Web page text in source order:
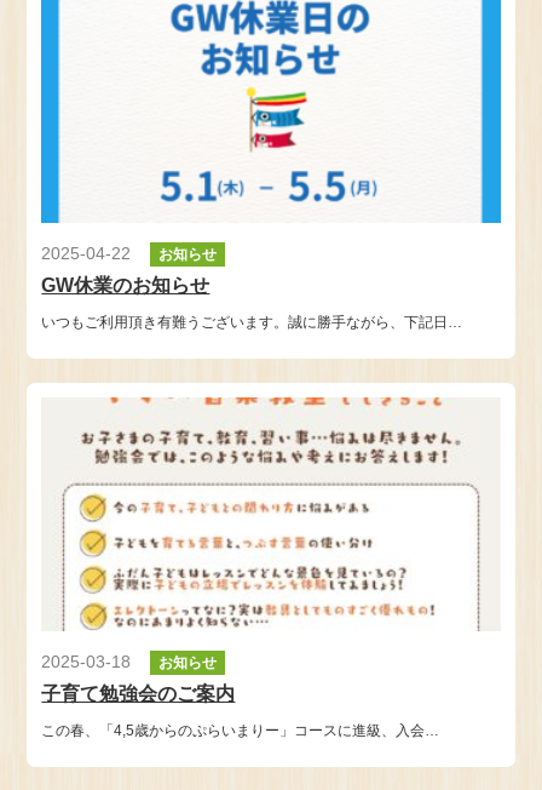
2025-04-22 お知らせ
GW休業のお知らせ
いつもご利用頂き有難うございます。誠に勝手ながら、下記日…
2025-03-18 お知らせ
子育て勉強会のご案内
この春、「4,5歳からのぷらいまりー」コースに進級、入会…